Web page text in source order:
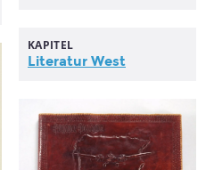
KAPITEL
Literatur West